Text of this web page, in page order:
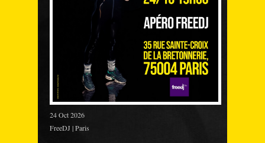
24 Oct 2026
FreeDJ | Paris